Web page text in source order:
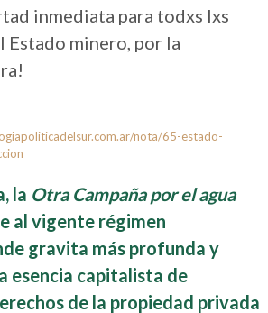
inmediata para todxs lxs
Estado minero, por la
nota/65-estado-
la Otra Campaña por el agua
al vigente régimen
gravita más profunda y
esencia capitalista de
de la propiedad privada